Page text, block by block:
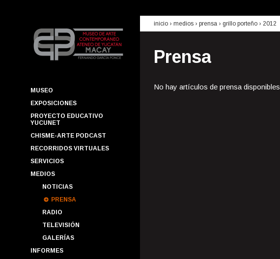
MUSEO
EXPOSICIONES
PROYECTO EDUCATIVO
YUCUNET
CHISME-ARTE PODCAST
RECORRIDOS VIRTUALES
SERVICIOS
MEDIOS
NOTICIAS
PRENSA
RADIO
TELEVISIÓN
GALERÍAS
INFORMES
inicio › medios › prensa › grillo porteño › 2012
Prensa
No hay artículos de prensa disponibles